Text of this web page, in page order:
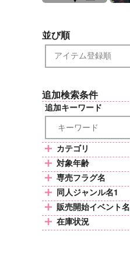
並び順
追加検索条件
追加キーワード
カテゴリ
対象年齢
専売フラグ名
同人ジャンル名1
販売開始イベント名
在庫状況